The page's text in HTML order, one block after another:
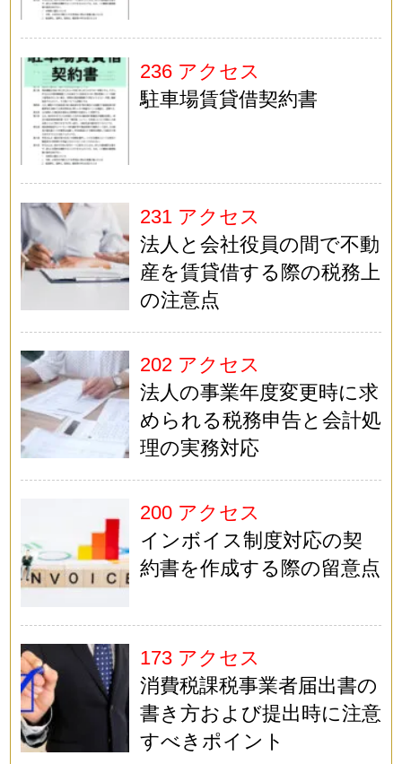
236 アクセス
駐車場賃貸借契約書
231 アクセス
法人と会社役員の間で不動
産を賃貸借する際の税務上
の注意点
202 アクセス
法人の事業年度変更時に求
められる税務申告と会計処
理の実務対応
200 アクセス
インボイス制度対応の契
約書を作成する際の留意点
173 アクセス
消費税課税事業者届出書の
書き方および提出時に注意
すべきポイント